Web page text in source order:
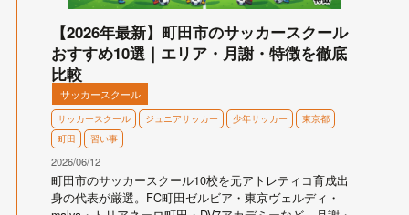
【2026年最新】町田市のサッカースクール
おすすめ10選｜エリア・月謝・特徴を徹底
比較
サッカースクール
サッカースクール ジュニアサッカー 少年サッカー
東京都
町田
習い事
2026/06/12
町田市のサッカースクール10校を元アトレティコ育成出
身の代表が厳選。FC町田ゼルビア・東京ヴェルディ・